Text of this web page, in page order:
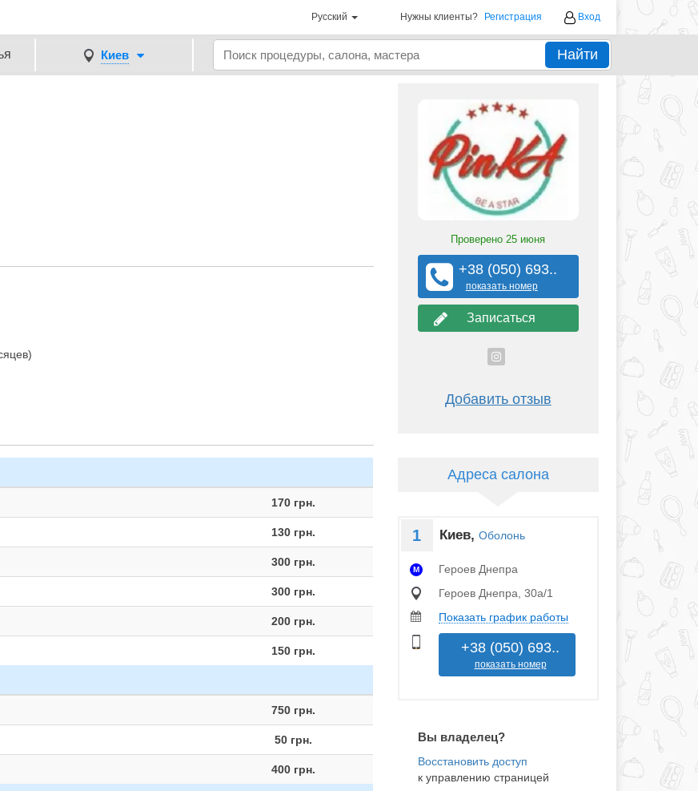
Русский Нужны клиенты? Регистрация Вход
Киев Найти
170 грн.
130 грн.
300 грн.
300 грн.
200 грн.
150 грн.
750 грн.
50 грн.
400 грн.
Проверено25 июня
+38 (050) 693..
показать номер
Записаться
Добавить отзыв
Адреса салона
1 Киев, Оболонь
M
Героев Днепра
Героев Днепра, 30а/1
Показать график работы
+38 (050) 693..
показать номер
Вы владелец?
к управлению страницей